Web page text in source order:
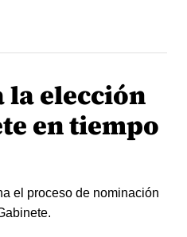
elección
en tiempo
el proceso de nominación